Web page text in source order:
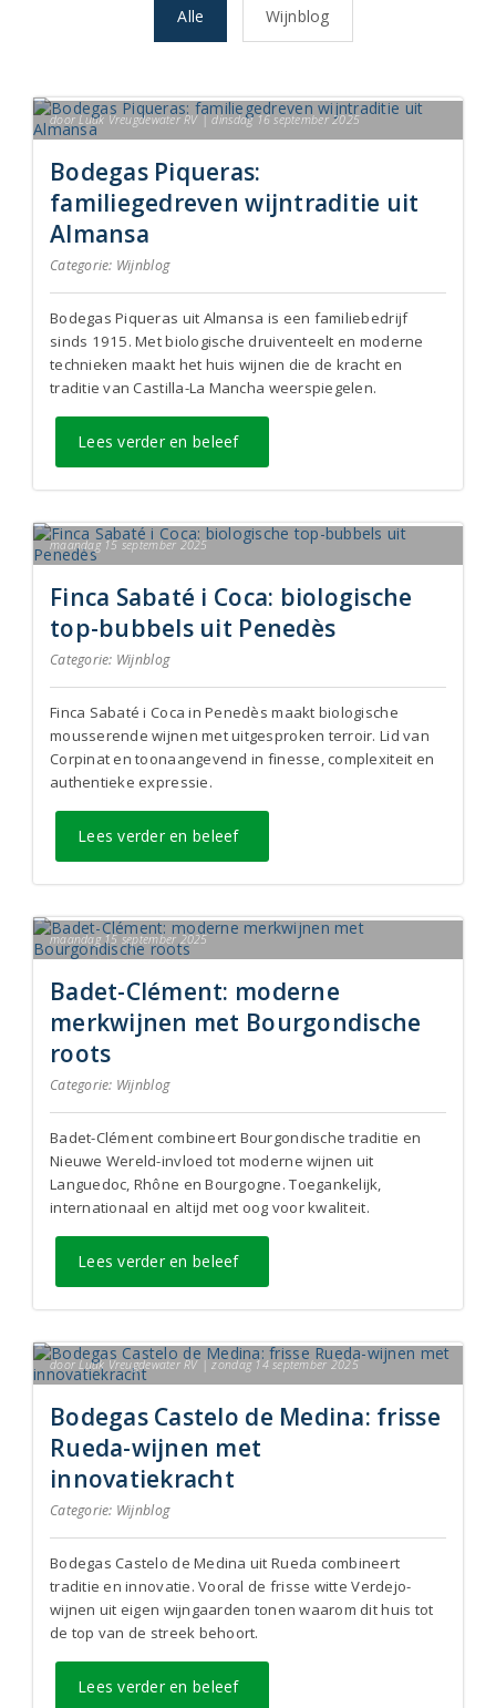
Alle Wijnblog
door Luuk Vreugdewater RV | dinsdag 16 september 2025
Bodegas Piqueras:
familiegedreven wijntraditie uit
Almansa
Categorie: Wijnblog
Bodegas Piqueras uit Almansa is een familiebedrijf
sinds 1915. Met biologische druiventeelt en moderne
technieken maakt het huis wijnen die de kracht en
traditie van Castilla-La Mancha weerspiegelen.
Lees verder en beleef
maandag 15 september 2025
Finca Sabaté i Coca: biologische
top-bubbels uit Penedès
Categorie: Wijnblog
Finca Sabaté i Coca in Penedès maakt biologische
mousserende wijnen met uitgesproken terroir. Lid van
Corpinat en toonaangevend in finesse, complexiteit en
authentieke expressie.
Lees verder en beleef
maandag 15 september 2025
Badet-Clément: moderne
merkwijnen met Bourgondische
roots
Categorie: Wijnblog
Badet-Clément combineert Bourgondische traditie en
Nieuwe Wereld-invloed tot moderne wijnen uit
Languedoc, Rhône en Bourgogne. Toegankelijk,
internationaal en altijd met oog voor kwaliteit.
Lees verder en beleef
door Luuk Vreugdewater RV | zondag 14 september 2025
Bodegas Castelo de Medina: frisse
Rueda-wijnen met
innovatiekracht
Categorie: Wijnblog
Bodegas Castelo de Medina uit Rueda combineert
traditie en innovatie. Vooral de frisse witte Verdejo-
wijnen uit eigen wijngaarden tonen waarom dit huis tot
de top van de streek behoort.
Lees verder en beleef